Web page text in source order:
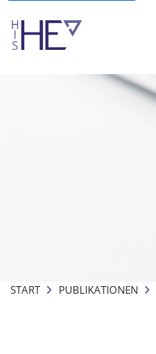
START PUBLIKATIONEN